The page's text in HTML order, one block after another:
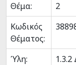
Θέμα:
2
Κωδικός
Θέματος:
Ύλη: